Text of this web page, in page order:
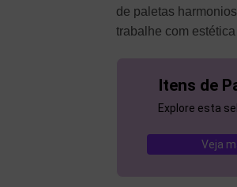
de paletas
trabalhe com
Itens de
Explore esta
Veja